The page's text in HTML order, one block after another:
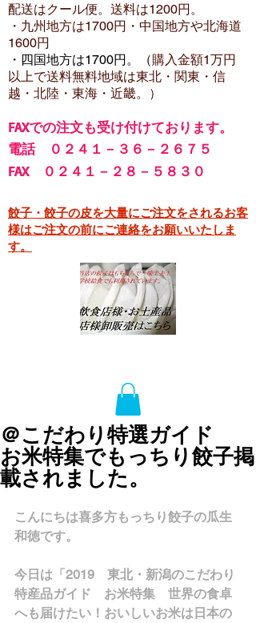
配送はクール便。送料は1200円。
・​九州地方は1700円 ・中国地方や北海道
1600円
・四国地方は1700円。（購入金額1万円
以上で送料無料地域は東北・関東・信
越・北陸・東海・近畿。）
FAXでの注文も受け付けております。
電話 ０２４１－３６－２６７５
FAX ０２４１－２８－５８３０
餃子・餃子の皮を大量にご注文をされるお客
様はご注文の前にご連絡をお願いいたしま
す。​
＠こだわり特選ガイド
お米特集でもっちり餃子掲
載されました。
こんにちは喜多方もっちり餃子の瓜生
和徳です。
今日は「2019　東北・新潟のこだわり
特産品ガイド　お米特集　世界の食卓
へも届けたい！おいしいお米は日本の